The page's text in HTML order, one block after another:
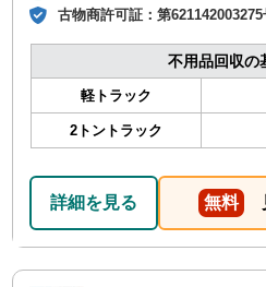
古物商許可証：第621142003275
不用品回収の
軽トラック
2トントラック
詳細を見る 無料